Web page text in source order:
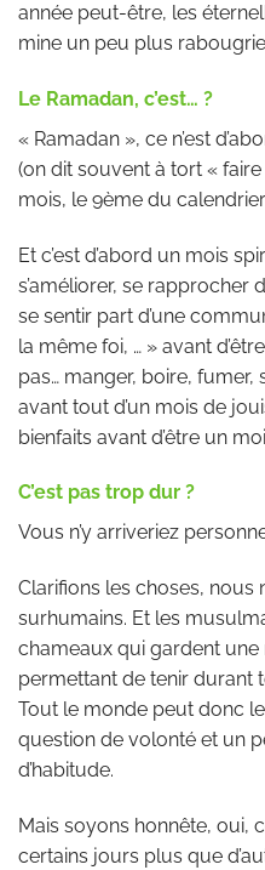
année peut-être, les
mine un peu plus rabougrie
Le Ramadan, c’est… ?
« Ramadan », ce n’est
(on dit souvent à tort « faire
mois, le 9ème du
Et c’est d’abord un mois
s’améliorer, se rapprocher
se sentir part d’une
la même foi, … » avant
pas… manger, boire, fumer,
avant tout d’un mois de
bienfaits avant d’être un
C’est pas trop dur ?
Vous n’y arriveriez
Clarifions les choses, nous
surhumains. Et les
chameaux qui gardent une
permettant de tenir durant
Tout le monde peut donc le
question de volonté et un
d’habitude.
Mais soyons honnête, oui,
certains jours plus que